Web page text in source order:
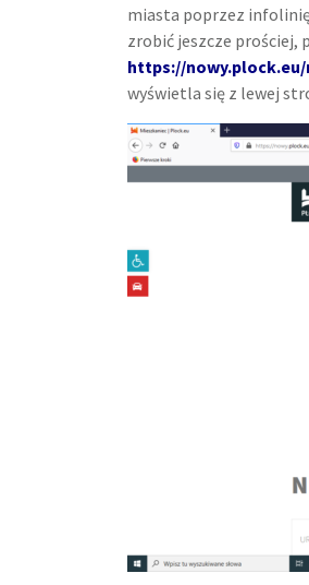
miasta poprzez
zrobić jeszcze prościej,
https://
wyświetla się z lewej